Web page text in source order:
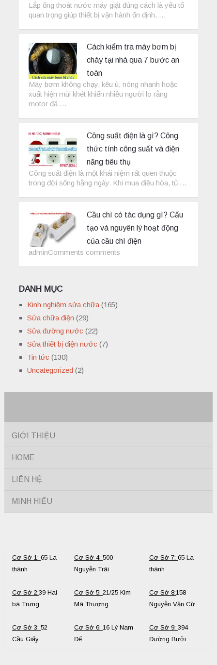
Lắp ống thoát nước máy giặt đúng cách là yếu tố
quan trọng giúp thiết bị vận hành ổn định, …
Cách kiểm tra máy bơm bị
cháy tại nhà qua 7 bước an
toàn
Máy bơm không chạy, kêu ù, nóng nhanh hoặc
xuất hiện mùi khét khiến nhiều người lo rằng
motor đã …
Công suất điện là gì? Công
thức tính công suất và điện
năng tiêu thụ
Công suất điện là một khái niệm rất quen thuộc
trong đời sống hằng ngày. Khi mua điều hòa, tủ …
Cầu chì có tác dụng gì? Cấu
tạo và nguyên lý hoạt động
của cầu chì điện
adminComments comments
DANH MỤC
Kinh nghiệm sửa chữa(165)
Sửa chữa điện (29)
Sửa đường nước (22)
Sửa thiết bị điện nước (7)
Tin tức (130)
Uncategorized (2)
GIỚI THIỆU
HOME
LIÊN HỆ
MINH HIẾU
Cơ Sở 1: 65 La
thành
Cơ Sở 2:39 Hai
bà Trưng
Cơ Sở 3: 52
Cầu Giấy
Cơ Sở 4: 500
Nguyễn Trãi
Cơ Sở 5: 21/25 Kim
Mã Thượng
Cơ Sở 6: 16 Lý Nam
Đế
Cơ Sở 7: 65 La
thành
Cơ Sở 8:158
Nguyễn Văn Cừ
Cơ Sở 9: 394
Đường Bưởi